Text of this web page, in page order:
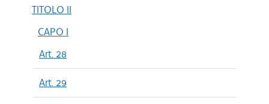
TITOLO II
CAPO I
Art. 28
Art. 29